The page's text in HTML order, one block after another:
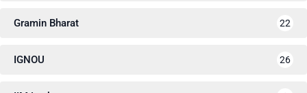
Gramin Bharat 22
IGNOU 26